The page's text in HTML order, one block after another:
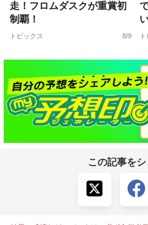
走！フロムダスクが重賞初
制覇！
トピックス 8/9
この記事を